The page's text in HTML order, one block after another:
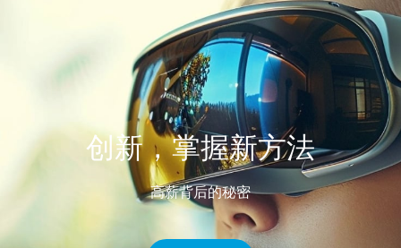
创新，掌握新方法
高薪背后的秘密